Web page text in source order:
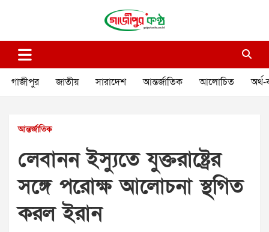
গাজীপুর কণ্ঠ
গাজীপুর জাতীয় সারাদেশ আন্তর্জাতিক আলোচিত অর্থ-
আন্তর্জাতিক
লেবানন ইস্যুতে যুক্তরাষ্ট্রের
সঙ্গে পরোক্ষ আলোচনা স্থগিত
করল ইরান